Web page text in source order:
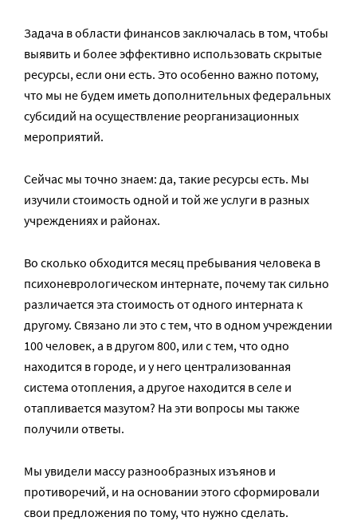
Задача в области финансов заключалась в том, чтобы
выявить и более эффективно использовать скрытые
ресурсы, если они есть. Это особенно важно потому,
что мы не будем иметь дополнительных федеральных
субсидий на осуществление реорганизационных
мероприятий.
Сейчас мы точно знаем: да, такие ресурсы есть. Мы
изучили стоимость одной и той же услуги в разных
учреждениях и районах.
Во сколько обходится месяц пребывания человека в
психоневрологическом интернате, почему так сильно
различается эта стоимость от одного интерната к
другому. Связано ли это с тем, что в одном учреждении
100 человек, а в другом 800, или с тем, что одно
находится в городе, и у него централизованная
система отопления, а другое находится в селе и
отапливается мазутом? На эти вопросы мы также
получили ответы.
Мы увидели массу разнообразных изъянов и
противоречий, и на основании этого сформировали
свои предложения по тому, что нужно сделать.